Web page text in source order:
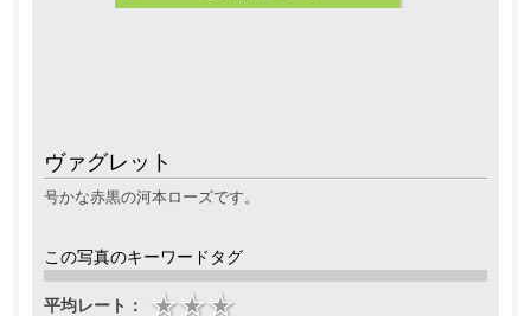
ヴァグレット
号かな赤黒の河本ローズです。
この写真のキーワードタグ
平均レート：